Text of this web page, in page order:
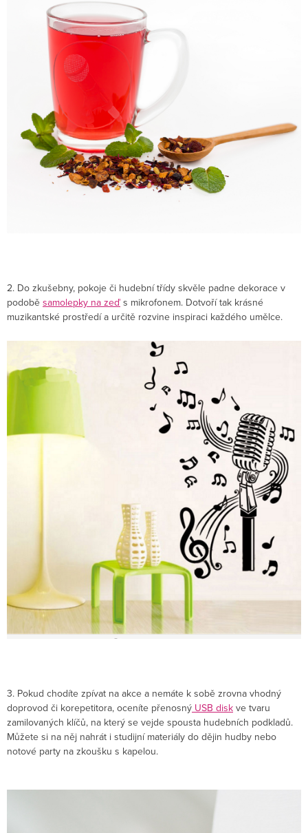
2. Do zkušebny, pokoje či hudební třídy skvěle padne dekorace v
podobě samolepky na zeď s mikrofonem. Dotvoří tak krásné
muzikantské prostředí a určitě rozvine inspiraci každého umělce.
3. Pokud chodíte zpívat na akce a nemáte k sobě zrovna vhodný
doprovod či korepetitora, oceníte přenosný USB disk ve tvaru
zamilovaných klíčů, na který se vejde spousta hudebních podkladů.
Můžete si na něj nahrát i studijní materiály do dějin hudby nebo
notové party na zkoušku s kapelou.